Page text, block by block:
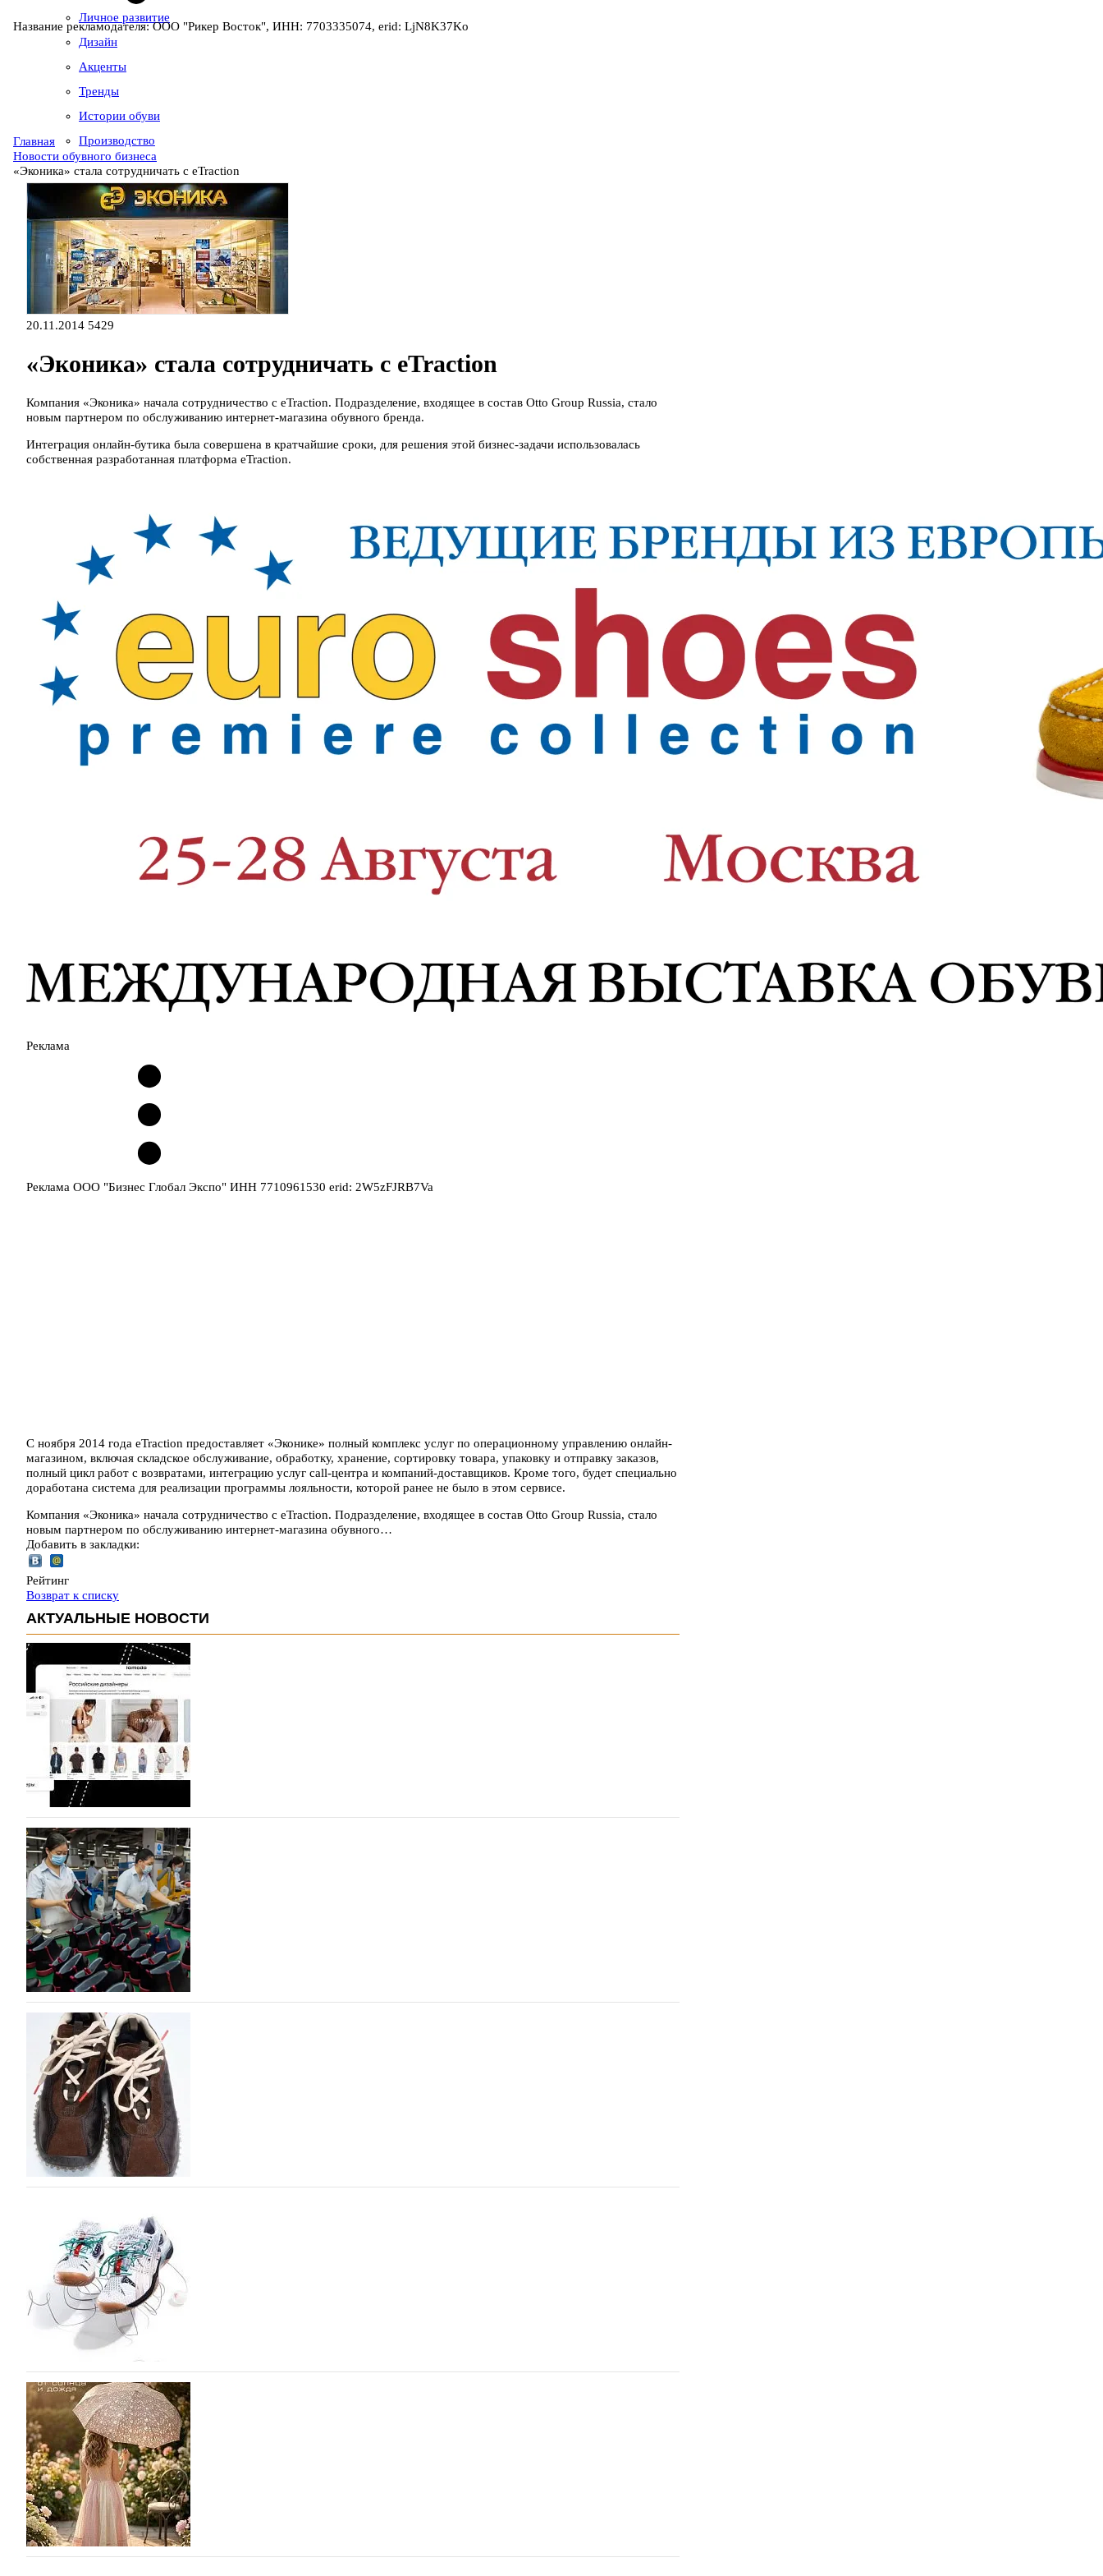
Личное развитие
Дизайн
Акценты
Тренды
Истории обуви
Производство
Название рекламодателя: ООО "Рикер Восток", ИНН: 7703335074, erid: LjN8K37Ko
Главная
Новости обувного бизнеса
«Эконика» стала сотрудничать с eTraction
20.11.2014 5429
«Эконика» стала сотрудничать с eTraction
Компания «Эконика» начала сотрудничество с eTraction. Подразделение, входящее в состав Otto Group Russia, стало
новым партнером по обслуживанию интернет-магазина обувного бренда.
Интеграция онлайн-бутика была совершена в кратчайшие сроки, для решения этой бизнес-задачи использовалась
собственная разработанная платформа eTraction.
Реклама
Реклама ООО "Бизнес Глобал Экспо" ИНН 7710961530 erid: 2W5zFJRB7Va
С ноября 2014 года eTraction предоставляет «Эконике» полный комплекс услуг по операционному управлению онлайн-
магазином, включая складское обслуживание, обработку, хранение, сортировку товара, упаковку и отправку заказов,
полный цикл работ с возвратами, интеграцию услуг call-центра и компаний-доставщиков. Кроме того, будет специально
доработана система для реализации программы лояльности, которой ранее не было в этом сервисе.
Компания «Эконика» начала сотрудничество с eTraction. Подразделение, входящее в состав Otto Group Russia, стало
новым партнером по обслуживанию интернет-магазина обувного…
Добавить в закладки:
Рейтинг
Возврат к списку
АКТУАЛЬНЫЕ НОВОСТИ
На платформе Lamoda - новый раздел и условия продвижения локальных
дизайнерских марок
Российский маркетплейс Lamoda решил обновить раздел для продажи продукции локальных дизайнерских
марок одежды, обуви и аксессуаров. Бренды также получат маркетинговую…
06.08.2026 329
Объем мирового производства обуви в 2025 году практически не увеличился
В 2025 году мировое производство обуви практически не изменилось, зафиксировав незначительный рост
на 0,1% до 24,6 млрд пар, - данные опубликованы в аналитическом вестнике «Всемирный ежегодник обуви
2026», Португальской ассоциацией…
06.08.2026 516
Популярный силуэт бренда,1999 года выпуска, соответствует сегодняшнему тренду на
сникерины (гибридный вариант балеток и кроссовок обтекаемой формы и с тонкой подошвой). Но в
модели Miu Miu Bubble присутствует еще и…
05.08.2026 1847
ASICS выпускает вторую коллаборацию с Little Tokyo Table Tennis - на стыке спорта и
моды
ASICS снова выпускает коллаборацию с Лос-Анджельским клубом настольного тенниса Little Tokyo Table
Tennis. Интерес японского спортивного гиганта к сотрудничеству с теннисным клубом возник не на
пустом…
05.08.2026 1123